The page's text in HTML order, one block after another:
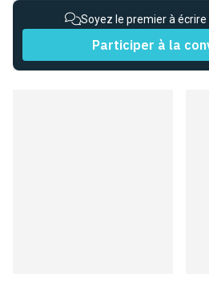
Soyez le premier à
Participer à la